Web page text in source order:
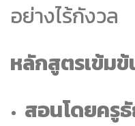
อย่างไร้กังวล
หลักสูตรเข้ม
สอนโดยค